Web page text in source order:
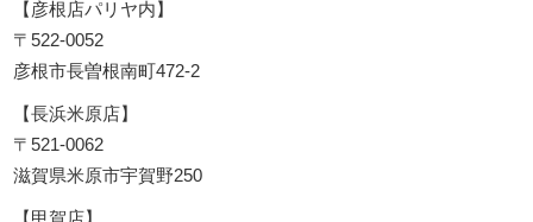
【彦根店パリヤ内】
〒522-0052
彦根市長曽根南町472-2
【長浜米原店】
〒521-0062
滋賀県米原市宇賀野250
【甲賀店】